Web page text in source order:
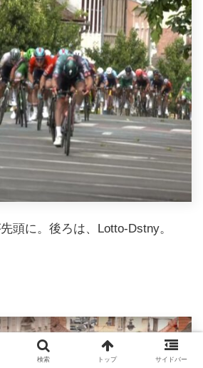
頭に。後ろは、Lotto-Dstny。
検索 トップ サイドバー